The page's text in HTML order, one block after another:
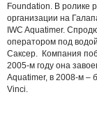
Foundation. В ролике
организации на
IWC Aquatimer.
оператором под
Саксер. Компания
2005-м году она
Aquatimer, в 2008-м –
Vinci.